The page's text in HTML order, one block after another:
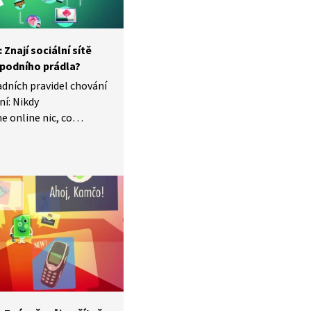
Znají sociální sítě
prádla?
pravidel chování
Nikdy
online nic, co
informací
Jak
zůstane
stane se smazanou
profese se právě
a bezpečí věnují?